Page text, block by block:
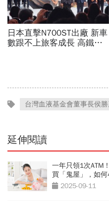
日本直擊N700ST出廠 新車
數跟不上旅客成長 高鐵遇3
台灣血液基金會董事長侯
延伸閱讀
一年只領1次ATM
買「鬼屋」，如
2025-09-11